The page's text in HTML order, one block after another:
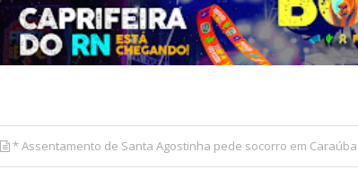
* Assentamento de Santa Agostinha pede socorro em